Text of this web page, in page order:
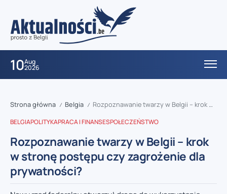
10Aug
2026
Strona główna / Belgia / Rozpoznawanie twarzy w Belgii – krok w stronę postępu czy zagrożenie dla prywatności?
BELGIAPOLITYKAPRACA I FINANSESPOŁECZEŃSTWO
Rozpoznawanie twarzy w Belgii – krok
w stronę postępu czy zagrożenie dla
prywatności?